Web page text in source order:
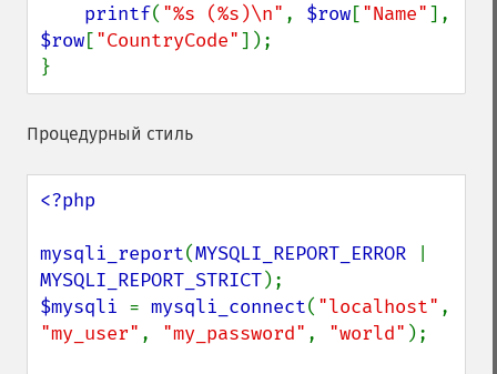
printf( "%s (%s)\n" , $row["Name"
$row["CountryCode"]);
}
Процедурный стиль
<?php
mysqli_report(MYSQLI_REPORT_ERROR
MYSQLI_REPORT_STRICT
$mysqli = mysqli_connect( "localhost"
"my_user" , "my_password" , "world" );